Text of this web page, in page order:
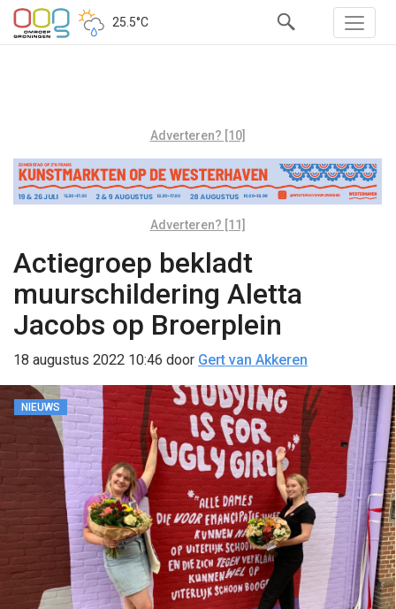
25.5°C
Adverteren? [10]
Adverteren? [11]
Actiegroep bekladt
muurschildering Aletta
Jacobs op Broerplein
18 augustus 2022 10:46 door Gert van Akkeren
NIEUWS